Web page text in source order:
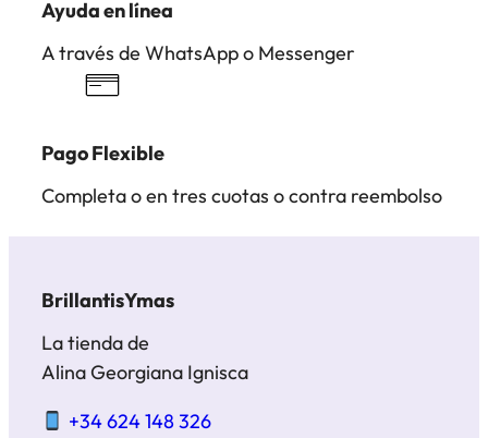
Ayuda en línea
A través de WhatsApp o Messenger
Pago Flexible
Completa o en tres cuotas o contra reembolso
BrillantisYmas
La tienda de
Alina Georgiana Ignisca
+34 624 148 326